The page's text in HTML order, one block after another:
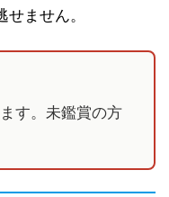
ません。
す。未鑑賞の方